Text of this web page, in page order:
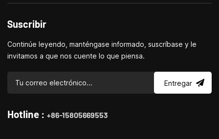
Suscribir
Continúe leyendo, manténgase informado, suscríbase y le
invitamos a que nos cuente lo que piensa.
Entregar
Hotline : +86-15805669553